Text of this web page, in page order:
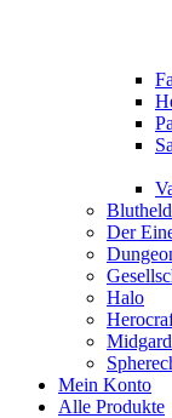
Der
Halo
Midgard
Mein Konto
Alle Produkte